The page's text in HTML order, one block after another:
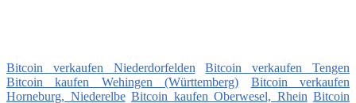
Bitcoin verkaufen Niederdorfelden
Bitcoin verkaufen Tengen
Bitcoin kaufen Wehingen (Württemberg)
Bitcoin verkaufen
Horneburg, Niederelbe Bitcoin kaufen Oberwesel, Rhein Bitcoin